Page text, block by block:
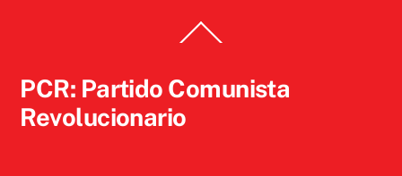
To
PCR: Partido Comunista
Revolucionario